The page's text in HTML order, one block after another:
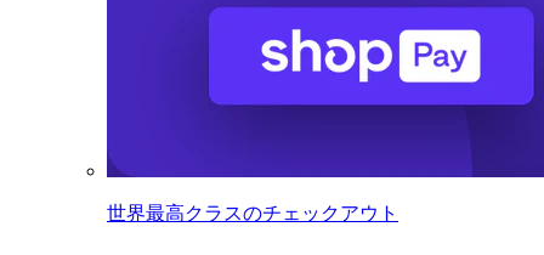
世界最高クラスのチェックアウト